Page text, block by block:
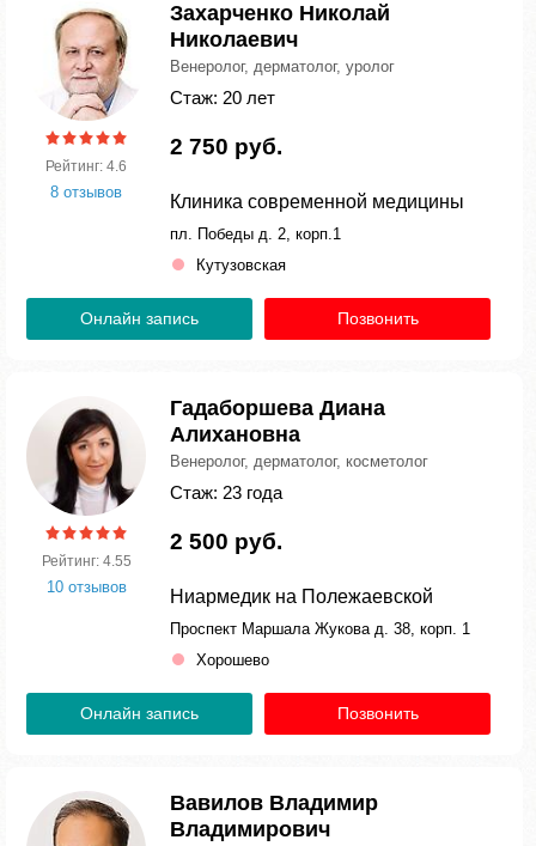
Рейтинг: 4.6
8 отзывов
Захарченко Николай
Николаевич
Венеролог, дерматолог, уролог
Стаж: 20 лет
2 750 руб.
Клиника современной медицины
пл. Победы д. 2, корп.1
Кутузовская
Онлайн запись Позвонить
Рейтинг: 4.55
10 отзывов
Гадаборшева Диана
Алихановна
Венеролог, дерматолог, косметолог
Стаж: 23 года
2 500 руб.
Ниармедик на Полежаевской
Проспект Маршала Жукова д. 38, корп. 1
Хорошево
Онлайн запись Позвонить
Вавилов Владимир
Владимирович